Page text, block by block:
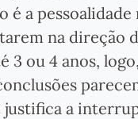
é a
na direção
3 ou 4 anos,
a